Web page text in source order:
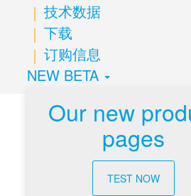
技术数据
下载
订购信息
NEW BETA
Our new
pages
TEST NOW
技术数据